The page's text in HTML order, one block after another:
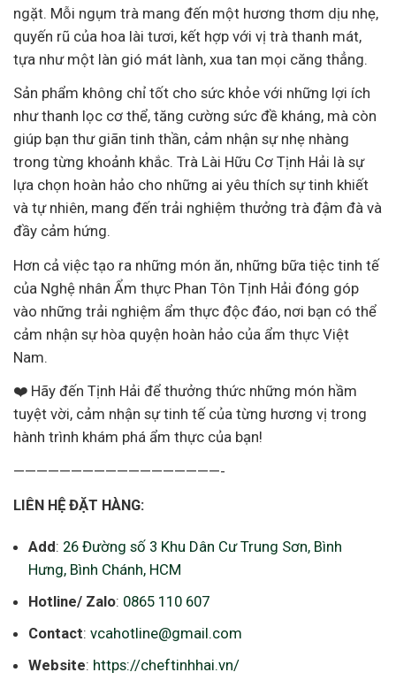
ngặt. Mỗi ngụm trà mang đến một hương thơm dịu nhẹ,
quyến rũ của hoa lài tươi, kết hợp với vị trà thanh mát,
tựa như một làn gió mát lành, xua tan mọi căng thẳng.
Sản phẩm không chỉ tốt cho sức khỏe với những lợi ích
như thanh lọc cơ thể, tăng cường sức đề kháng, mà còn
giúp bạn thư giãn tinh thần, cảm nhận sự nhẹ nhàng
trong từng khoảnh khắc. Trà Lài Hữu Cơ Tịnh Hải là sự
lựa chọn hoàn hảo cho những ai yêu thích sự tinh khiết
và tự nhiên, mang đến trải nghiệm thưởng trà đậm đà và
đầy cảm hứng.
Hơn cả việc tạo ra những món ăn, những bữa tiệc tinh tế
của Nghệ nhân Ẩm thực Phan Tôn Tịnh Hải đóng góp
vào những trải nghiệm ẩm thực độc đáo, nơi bạn có thể
cảm nhận sự hòa quyện hoàn hảo của ẩm thực Việt
Nam.
❤️ Hãy đến Tịnh Hải để thưởng thức những món hầm
tuyệt vời, cảm nhận sự tinh tế của từng hương vị trong
hành trình khám phá ẩm thực của bạn!
——————————————————-
LIÊN HỆ ĐẶT HÀNG:
Add: 26 Đường số 3 Khu Dân Cư Trung Sơn, Bình
Hưng, Bình Chánh, HCM
Hotline/ Zalo: 0865 110 607
Contact: vcahotline@gmail.com
Website: https://cheftinhhai.vn/